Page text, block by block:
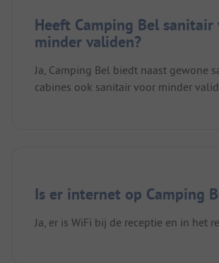
Heeft Camping Bel sanitair
minder validen?
Ja, Camping Bel biedt naast gewone
cabines ook sanitair voor minder
Is er internet op Camping
Ja, er is WiFi bij de receptie en in het